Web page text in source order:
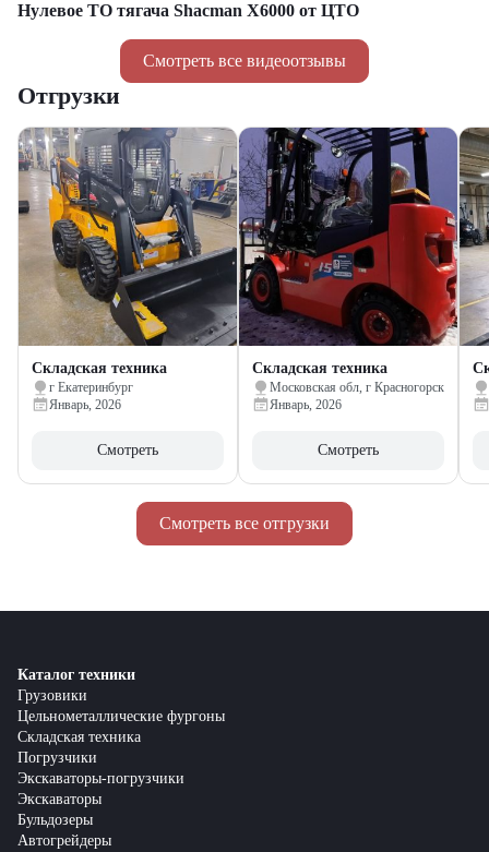
Смотреть все видеоотзывы
Нулевое ТО тягача Shacman Х6000 от ЦТО
Смотреть все отгрузки
Отгрузки
Складская техника
г Екатеринбург
Январь, 2026
Смотреть
Складская техника
Московская обл, г Красногорск
Январь, 2026
Смотреть
Каталог техники
Грузовики
Цельнометаллические фургоны
Складская техника
Погрузчики
Экскаваторы-погрузчики
Экскаваторы
Бульдозеры
Автогрейдеры